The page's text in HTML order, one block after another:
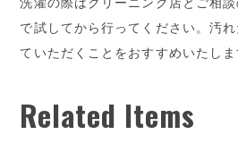
で試してから行ってください。汚
ていただくことをおすすめいたしま
Related Items